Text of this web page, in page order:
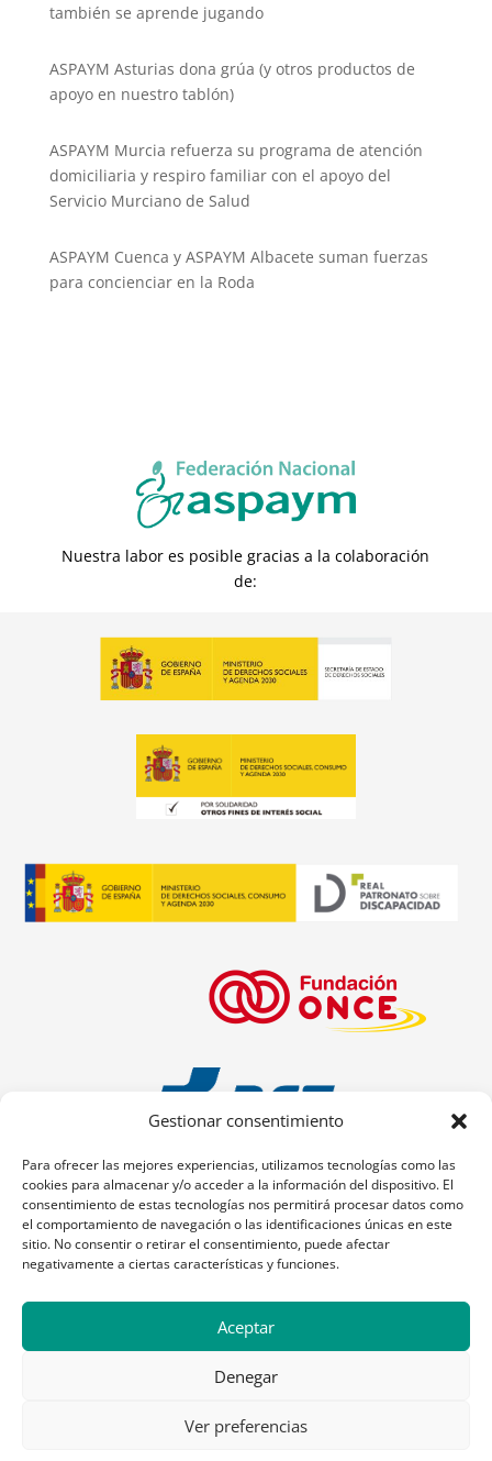
Gestionar consentimiento
Para ofrecer las mejores experiencias, utilizamos tecnologías como las
cookies para almacenar y/o acceder a la información del dispositivo. El
consentimiento de estas tecnologías nos permitirá procesar datos como
el comportamiento de navegación o las identificaciones únicas en este
sitio. No consentir o retirar el consentimiento, puede afectar
negativamente a ciertas características y funciones.
Aceptar
Denegar
Ver preferencias
también se aprende jugando
ASPAYM Asturias dona grúa (y otros productos de
apoyo en nuestro tablón)
ASPAYM Murcia refuerza su programa de atención
domiciliaria y respiro familiar con el apoyo del
Servicio Murciano de Salud
ASPAYM Cuenca y ASPAYM Albacete suman fuerzas
para concienciar en la Roda
Nuestra labor es posible gracias a la colaboración
de: